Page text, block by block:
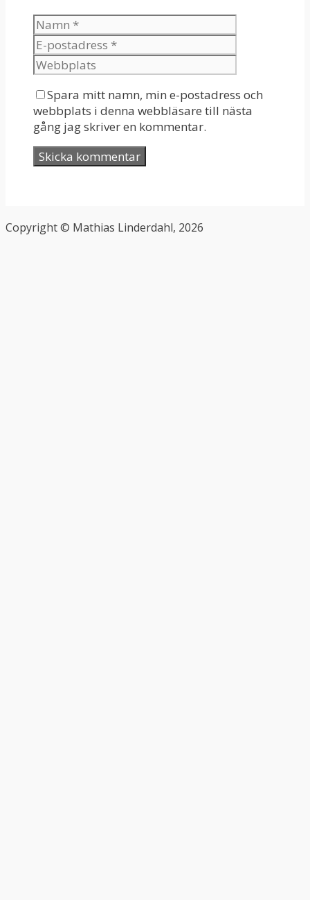
Spara mitt namn, min e-postadress och
webbplats i denna webbläsare till nästa
gång jag skriver en kommentar.
Copyright © Mathias Linderdahl, 2026